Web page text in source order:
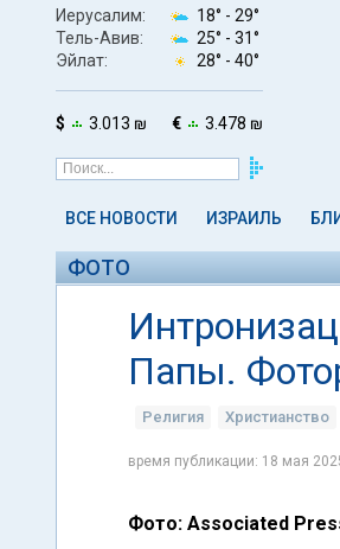
Иерусалим: 18° - 29°
Тель-Авив:
25° - 31°
Эйлат:
28° - 40°
$ 3.013 ₪ € 3.478 ₪
ВСЕ НОВОСТИ ИЗРАИЛЬ
ФОТО
Папы.
Религия Христианство
время публикации: 18 мая
Фото: Associated